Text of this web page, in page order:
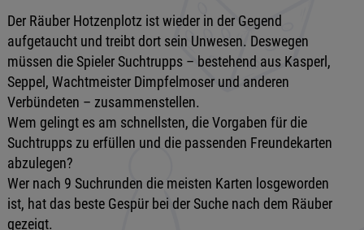
Der Räuber Hotzenplotz ist wieder in der Gegend
aufgetaucht und treibt dort sein Unwesen. Deswegen
müssen die Spieler Suchtrupps – bestehend aus Kasperl,
Seppel, Wachtmeister Dimpfelmoser und anderen
Verbündeten – zusammenstellen.
Wem gelingt es am schnellsten, die Vorgaben für die
Suchtrupps zu erfüllen und die passenden Freundekarten
abzulegen?
Wer nach 9 Suchrunden die meisten Karten losgeworden
ist, hat das beste Gespür bei der Suche nach dem Räuber
gezeigt.